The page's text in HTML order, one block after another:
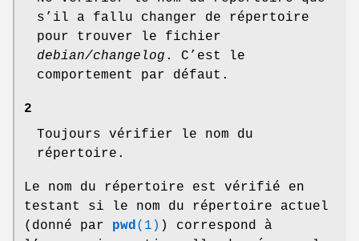
s’il a fallu changer de répertoire
pour trouver le fichier
debian/changelog . C’est le
comportement par défaut.
2
Toujours vérifier le nom du
répertoire.
Le nom du répertoire est vérifié en
testant si le nom du répertoire actuel
(donné par pwd(1) ) correspond à